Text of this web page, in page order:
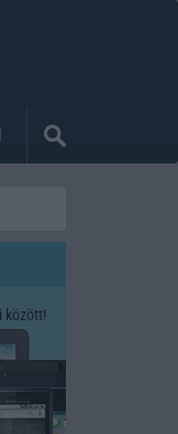
között!